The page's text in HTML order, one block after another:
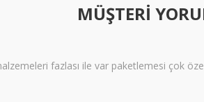
MÜŞTERİ
fazlası ile var paketlemesi çok